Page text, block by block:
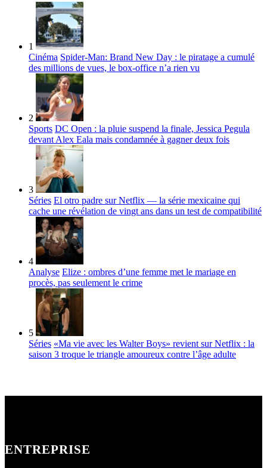
1
Cinéma Spider-Man: Brand New Day : le piratage a cumulé
des millions de vues, le box-office n’a rien vu
2
Sports DC Open : la pluie suspend la finale, Jessica Pegula
devant Alex Eala mais condamnée à gagner deux fois
3
Séries El otro padre sur Netflix — la série mexicaine qui
cache une révélation de vingt ans dans un test de compatibilité
4
Analyse Elize : ombres d’une femme met le mariage en
procès, pas seulement le crime
5
Séries «Ma vie avec les Walter Boys» revient sur Netflix : la
saison 3 troque le triangle amoureux contre l’âge adulte
ENTREPRISE